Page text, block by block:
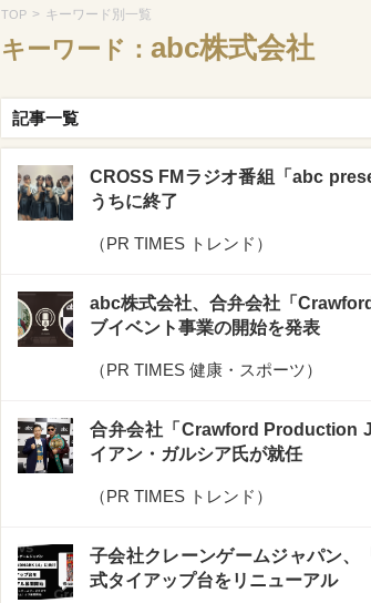
TOP > キーワード別一覧
キーワード： abc株式会社
記事一覧
CROSS FMラジオ番組「abc
うちに終了
（PR TIMES トレンド ）
abc株式会社、合弁会社「
ブイベント事業の開始を発表
（PR TIMES 健康・スポーツ）
合弁会社「Crawford Production
イアン・ガルシア氏が就任
（PR TIMES トレンド ）
子会社クレーンゲームジャパン
式タイアップ台をリニューアル